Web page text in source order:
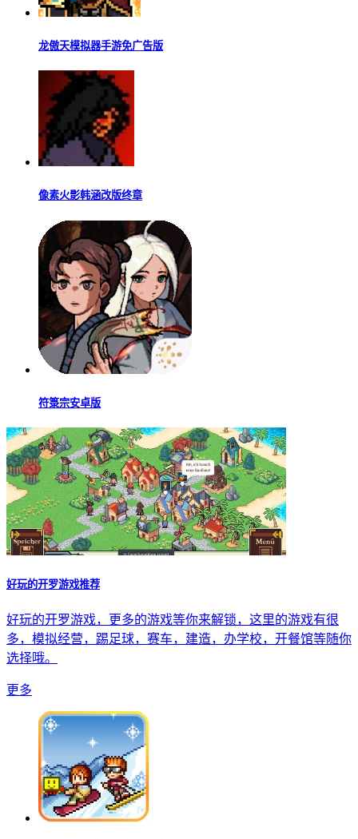
查看
猜你喜欢
2026像素游戏大全
好玩的开罗游戏推荐
味体验，画面虽复古却充满魅力，玩法涵盖二次元、角色扮演
（RPG）、修仙仙侠、冒险闯关、生存挑战、益智解谜以及动
作格斗等多种类型。玩家可直接在本合集中快速找到自己感兴
趣的作品。无论你是想探索新颖的剧情设定，还是尝试独特的
操作机制，这里都能满足你的需求。所有推荐的游戏均可一键
下载，轻松开启你的像素世界之旅。
像素风原神玩家自制版